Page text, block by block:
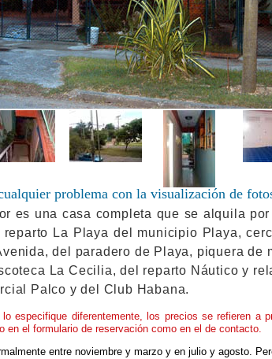
problema con la visualización de
es una casa completa que se alquila
La Playa del municipio Playa,
del paradero de Playa, piquera de
La Cecilia, del reparto Náutico y
Palco y del Club Habana.
especifique diferentemente, los precios se refieren a
en el formulario de reservación como en el de contacto.
entre noviembre y marzo y en julio y agosto.